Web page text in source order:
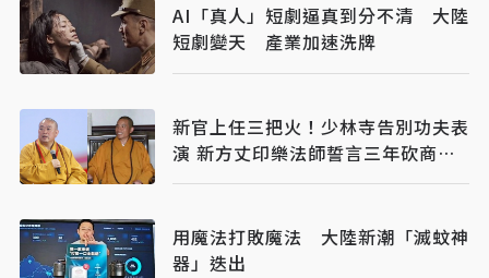
AI「真人」短劇逼真到分不清 大陸
短劇變天 產業加速洗牌
新官上任三把火！少林寺告別功夫表
演 新方丈印樂法師誓言三年砍商業
血脈
用魔法打敗魔法 大陸新潮「滅蚊神
器」迭出